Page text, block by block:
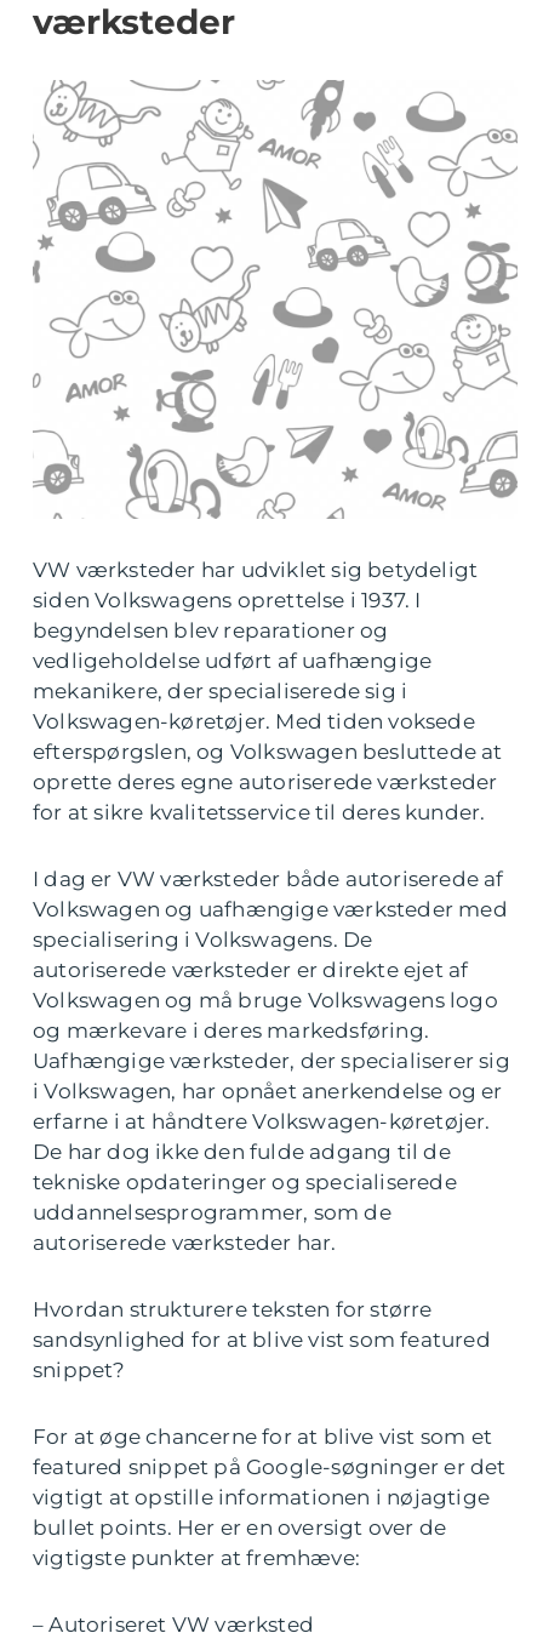
værksteder
VW værksteder har udviklet sig betydeligt
siden Volkswagens oprettelse i 1937. I
begyndelsen blev reparationer og
vedligeholdelse udført af uafhængige
mekanikere, der specialiserede sig i
Volkswagen-køretøjer. Med tiden voksede
efterspørgslen, og Volkswagen besluttede at
oprette deres egne autoriserede værksteder
for at sikre kvalitetsservice til deres kunder.
I dag er VW værksteder både autoriserede af
Volkswagen og uafhængige værksteder med
specialisering i Volkswagens. De
autoriserede værksteder er direkte ejet af
Volkswagen og må bruge Volkswagens logo
og mærkevare i deres markedsføring.
Uafhængige værksteder, der specialiserer sig
i Volkswagen, har opnået anerkendelse og er
erfarne i at håndtere Volkswagen-køretøjer.
De har dog ikke den fulde adgang til de
tekniske opdateringer og specialiserede
uddannelsesprogrammer, som de
autoriserede værksteder har.
Hvordan strukturere teksten for større
sandsynlighed for at blive vist som featured
snippet?
For at øge chancerne for at blive vist som et
featured snippet på Google-søgninger er det
vigtigt at opstille informationen i nøjagtige
bullet points. Her er en oversigt over de
vigtigste punkter at fremhæve:
– Autoriseret VW værksted